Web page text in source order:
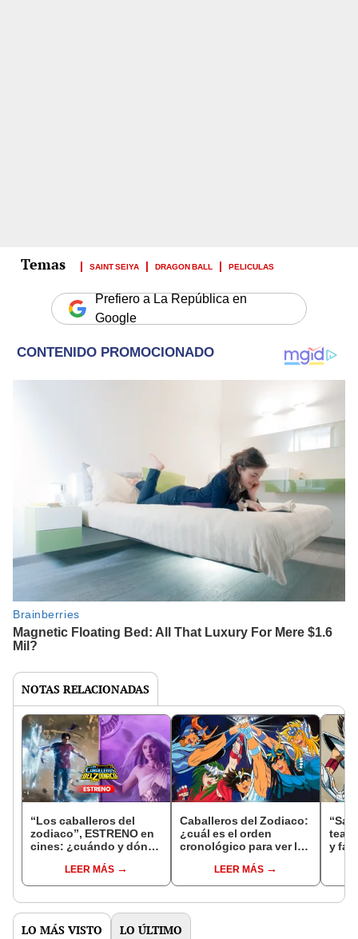
SAINT SEIYA DRAGON BALL PELICULAS
Prefiero a La República en
Google
NOTAS RELACIONADAS
“Los caballeros del
zodiaco”, ESTRENO en
cines: ¿cuándo y dónde
“Saint Seiya”
LEER MÁS
Caballeros del Zodiaco:
¿cuál es el orden
cronológico para ver la
live action?
LEER MÁS
y
LO MÁS VISTO LO ÚLTIMO